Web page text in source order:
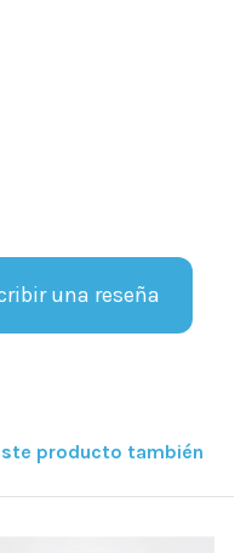
una reseña
producto también